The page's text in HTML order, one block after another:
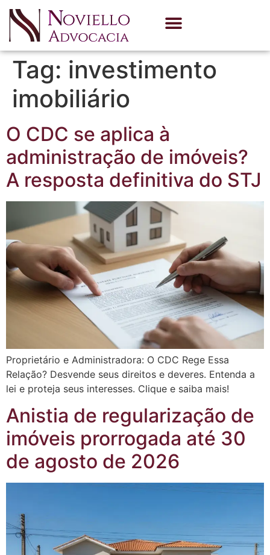
Tag: investimento
imobiliário
O CDC se aplica à
administração de imóveis?
A resposta definitiva do STJ
Proprietário e Administradora: O CDC Rege Essa
Relação? Desvende seus direitos e deveres. Entenda a
lei e proteja seus interesses. Clique e saiba mais!
Anistia de regularização de
imóveis prorrogada até 30
de agosto de 2026